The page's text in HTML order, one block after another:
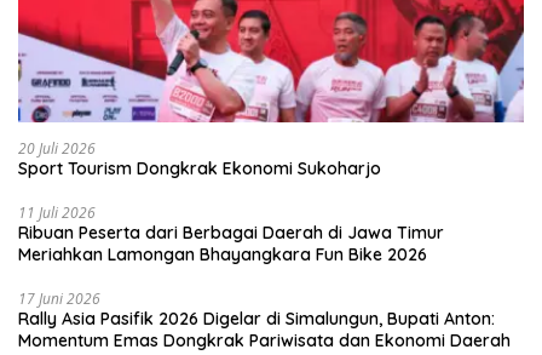
20 Juli 2026
Sport Tourism Dongkrak Ekonomi Sukoharjo
11 Juli 2026
Ribuan Peserta dari Berbagai Daerah di Jawa Timur
Meriahkan Lamongan Bhayangkara Fun Bike 2026
17 Juni 2026
Rally Asia Pasifik 2026 Digelar di Simalungun, Bupati Anton:
Momentum Emas Dongkrak Pariwisata dan Ekonomi Daerah